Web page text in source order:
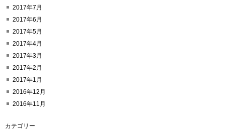
2017年7月
2017年6月
2017年5月
2017年4月
2017年3月
2017年2月
2017年1月
2016年12月
2016年11月
カテゴリー